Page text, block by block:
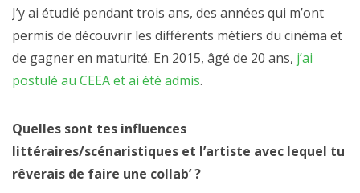
J’y ai étudié pendant trois ans, des années qui m’ont
permis de découvrir les différents métiers du cinéma et
de gagner en maturité. En 2015, âgé de 20 ans, j’ai
postulé au CEEA et ai été admis.
Quelles sont tes influences
littéraires/scénaristiques et l’artiste avec lequel tu
rêverais de faire une collab’ ?